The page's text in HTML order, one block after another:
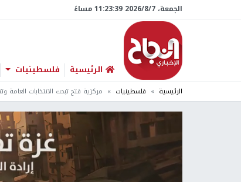
الجمعة، 7/‏8/‏2026 11:23:40 مساءً
الرئيسية فلسطينيات
الرئيسية فلسطينيات مركزية فتح تبحث الانتخابات العامة